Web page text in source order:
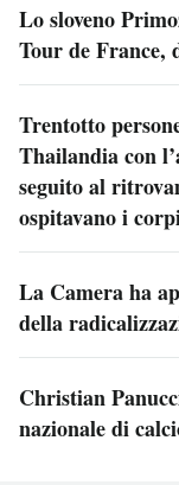
Lo sloveno
Tour de France,
Trentotto
Thailandia con
seguito al
ospitavano i
La Camera ha
della
Christian
nazionale di